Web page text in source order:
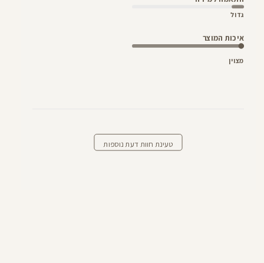
גדול
איכות המוצר
מצוין
טעינת חוות דעת נוספות